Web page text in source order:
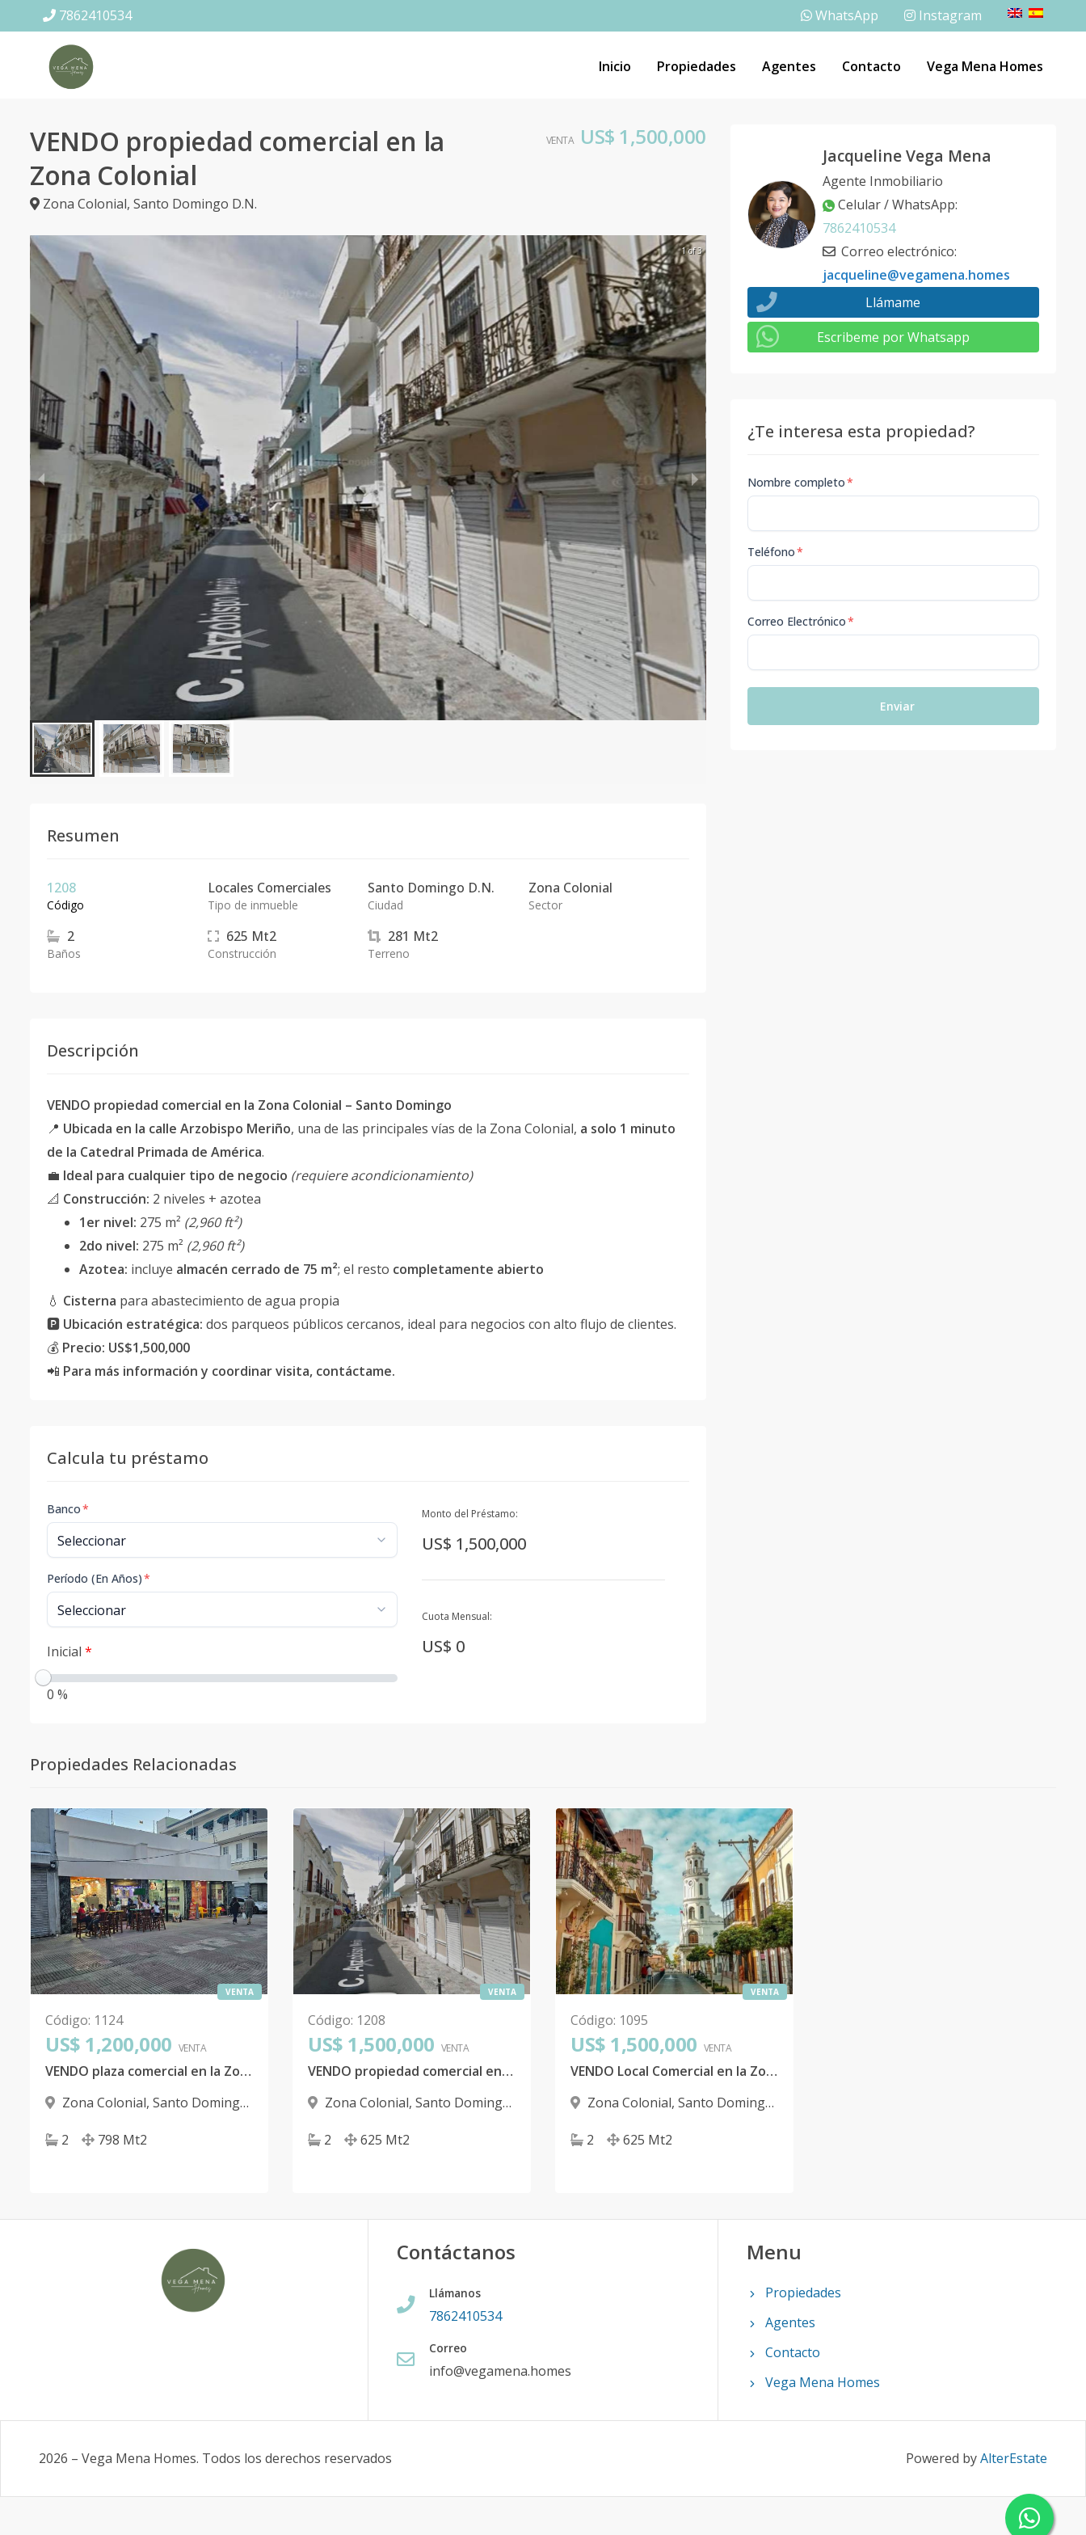
7862410534 WhatsApp Instagram
Inicio Propiedades Agentes Contacto Vega Mena Homes
VENDO propiedad comercial en la
Zona Colonial
Zona Colonial, Santo Domingo D.N.
VENTA US$ 1,500,000
1 of 3
Resumen
1208
Código
Locales Comerciales
Tipo de inmueble
Santo Domingo D.N.
Ciudad
Zona Colonial
Sector
2
Baños
625 Mt2
Construcción
281 Mt2
Terreno
Descripción
VENDO propiedad comercial en la Zona Colonial – Santo Domingo
📍 Ubicada en la calle Arzobispo Meriño, una de las principales vías de la Zona Colonial, a solo 1 minuto
de la Catedral Primada de América.
💼 Ideal para cualquier tipo de negocio (requiere acondicionamiento)
📐 Construcción: 2 niveles + azotea
1er nivel: 275 m² (2,960 ft²)
2do nivel: 275 m² (2,960 ft²)
Azotea: incluye almacén cerrado de 75 m²; el resto completamente abierto
💧 Cisterna para abastecimiento de agua propia
🅿️ Ubicación estratégica: dos parqueos públicos cercanos, ideal para negocios con alto flujo de clientes.
💰 Precio: US$1,500,000
📲 Para más información y coordinar visita, contáctame.
Calcula tu préstamo
Banco*
Período (En Años)*
Inicial *
0 %
Monto del Préstamo:
US$ 1,500,000
Cuota Mensual:
US$ 0
Jacqueline Vega Mena
Agente Inmobiliario
Celular / WhatsApp:
7862410534
Correo electrónico:
jacqueline@vegamena.homes
Llámame
Escribeme por Whatsapp
¿Te interesa esta propiedad?
Nombre completo*
Teléfono*
Correo Electrónico*
Enviar
Propiedades Relacionadas
VENTA
Código: 1124
US$ 1,200,000 VENTA
VENDO plaza comercial en la Zona Colonial
Zona Colonial, Santo Domingo
2
798 Mt2
VENTA
Código: 1208
US$ 1,500,000 VENTA
VENDO propiedad comercial en la Zona Colonial
Zona Colonial, Santo Domingo
2
625 Mt2
VENTA
Código: 1095
US$ 1,500,000 VENTA
VENDO Local Comercial en la Zona Colonial
Zona Colonial, Santo Domingo
2
625 Mt2
Contáctanos
Llámanos
7862410534
Correo
info@vegamena.homes
Menu
Propiedades
Agentes
Contacto
Vega Mena Homes
2026 – Vega Mena Homes. Todos los derechos reservados Powered byAlterEstate